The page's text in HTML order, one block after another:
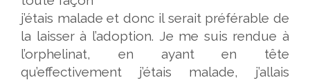
j’étais malade et donc il serait préférable de
la laisser à l’adoption. Je me suis rendue à
l’orphelinat, en ayant en tête
qu’effectivement j’étais malade, j’allais